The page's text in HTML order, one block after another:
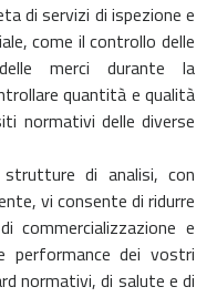
di servizi di ispezione e
come il controllo delle
merci durante la
quantità e qualità
normativi delle diverse
di analisi, con
vi consente di ridurre
commercializzazione e
performance dei vostri
normativi, di salute e di